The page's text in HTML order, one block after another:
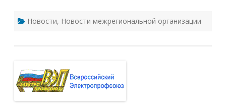
Новости, Новости межрегиональной организации